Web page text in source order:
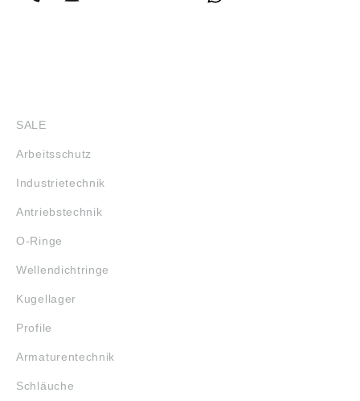
SALE
Arbeitsschutz
Industrietechnik
Antriebstechnik
O-Ringe
Wellendichtringe
Kugellager
Profile
Armaturentechnik
Schläuche